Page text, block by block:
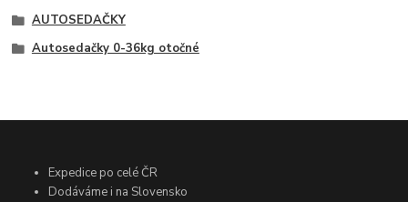
AUTOSEDAČKY
Autosedačky 0-36kg otočné
Expedice po celé ČR
Dodáváme i na Slovensko